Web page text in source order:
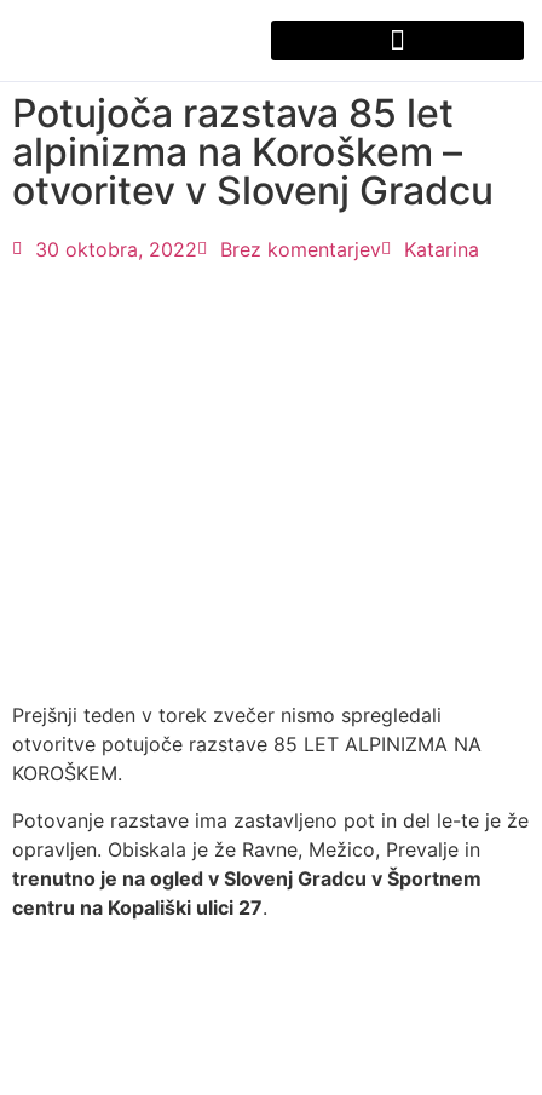
Potujoča razstava 85 let
alpinizma na Koroškem –
otvoritev v Slovenj Gradcu
30 oktobra, 2022 Brez komentarjev Katarina
Prejšnji teden v torek zvečer nismo spregledali
otvoritve potujoče razstave 85 LET ALPINIZMA NA
KOROŠKEM.
Potovanje razstave ima zastavljeno pot in del le-te je že
opravljen. Obiskala je že Ravne, Mežico, Prevalje in
trenutno je na ogled v Slovenj Gradcu v Športnem
centru na Kopališki ulici 27.